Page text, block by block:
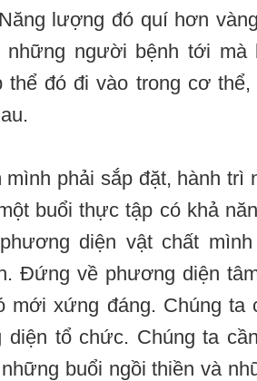
lượng đó quí hơn
những người bệnh tới mà
thể đó đi vào trong cơ
phải sắp đặt, hành trì
buổi thực tập có khả
diện vật chất
Đứng về phương diện
mới xứng đáng. Chúng ta
diện tổ chức. Chúng ta
buổi ngồi thiền và